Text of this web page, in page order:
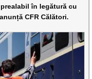
în legătură cu
CFR Călători.